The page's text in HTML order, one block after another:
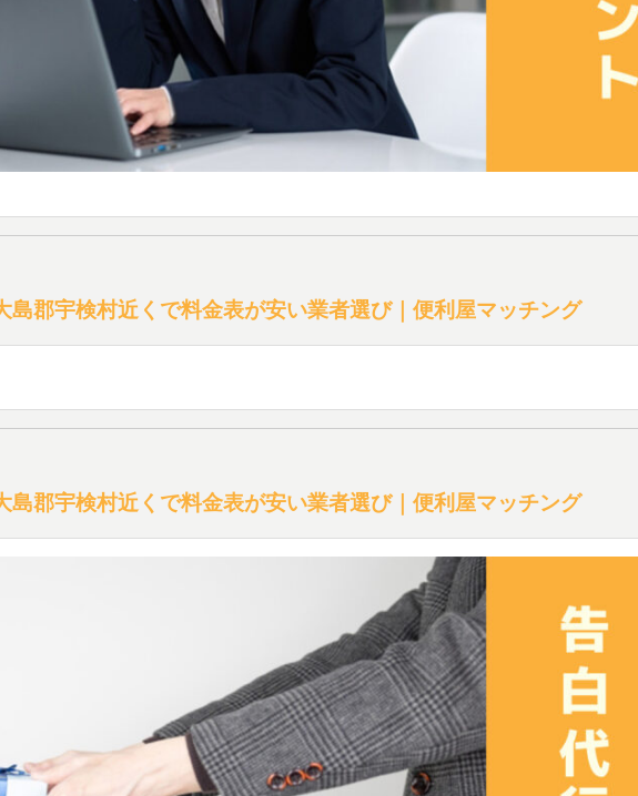
島郡宇検村近くで料金表が安い業者選び｜便利屋マッチング
島郡宇検村近くで料金表が安い業者選び｜便利屋マッチング